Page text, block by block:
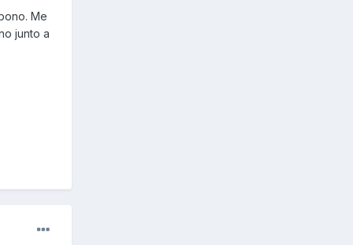
Me
junto a